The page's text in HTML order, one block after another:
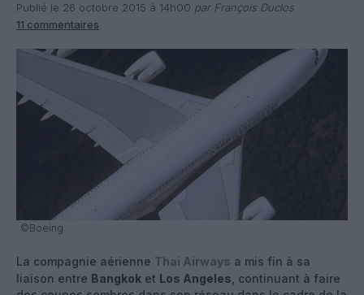
Publié le 26 octobre 2015 à 14h00 par François Duclos
11 commentaires
©Boeing
La compagnie aérienne Thai Airways a mis fin à sa
liaison entre Bangkok et Los Angeles , continuant à faire